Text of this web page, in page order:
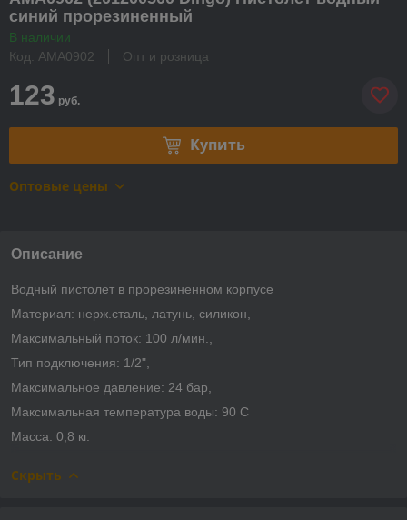
синий прорезиненный
В наличии
Код: AMA0902
Опт и розница
123 руб.
Купить
Оптовые цены
Описание
Водный пистолет в прорезиненном корпусе
Материал: нерж.сталь, латунь, силикон,
Максимальный поток: 100 л/мин.,
Тип подключения: 1/2",
Максимальное давление: 24 бар,
Максимальная температура воды: 90 С
Масса: 0,8 кг.
Скрыть